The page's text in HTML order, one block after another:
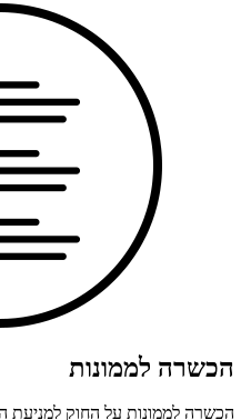
הכשרה לממונות
הכשרה לממונות על החוק למניעת